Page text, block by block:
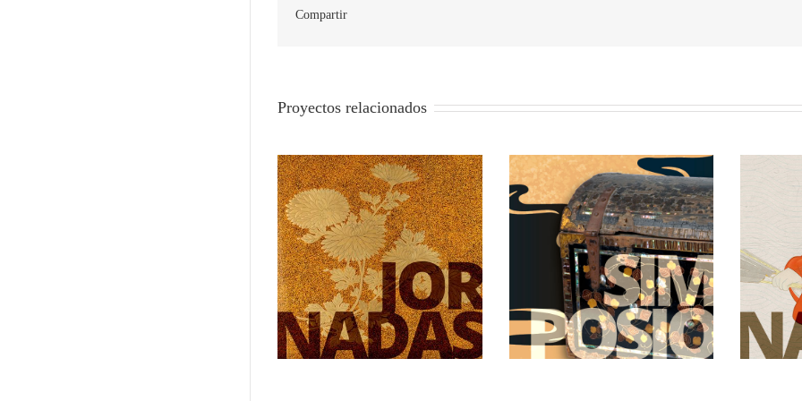
Compartir
Proyectos relacionados
Namban: Japón en la primera
globalización
La mujer y el arte japonés